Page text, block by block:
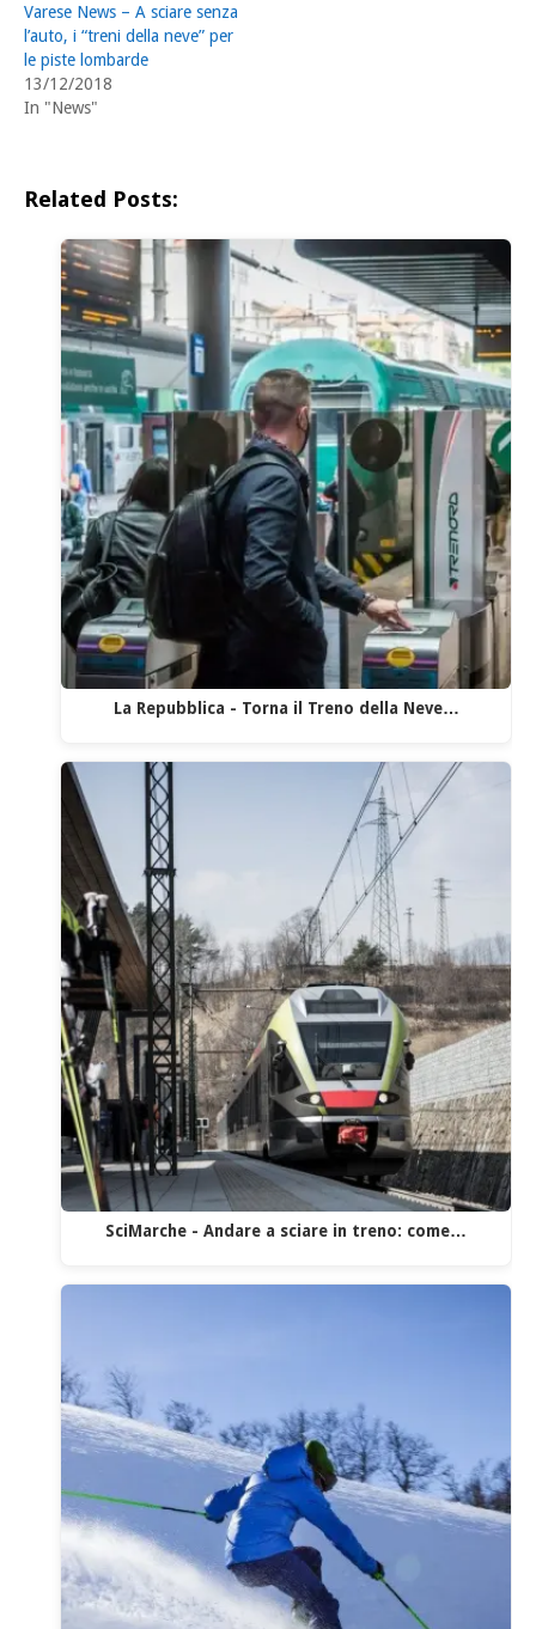
Varese News – A sciare senza
l’auto, i “treni della neve” per
le piste lombarde
13/12/2018
In "News"
Related Posts:
La Repubblica - Torna il Treno della Neve…
SciMarche - Andare a sciare in treno: come…